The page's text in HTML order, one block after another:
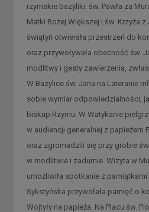
rzymskie bazyliki: św. Pawła za
Matki Bożej Większej i św. Krzyża
świątyń otwierała przestrzeń do
oraz przywoływała obecność św.
modlitwy i gesty zawierzenia,
W Bazylice św. Jana na Lateranie
sobie wymiar odpowiedzialności,
biskup Rzymu. W Watykanie
w audiencji generalnej z papieżem
oraz zgromadzili się przy grobie
w modlitwie i zadumie. Wizyta w
umożliwiła spotkanie z pamiątkami
Sykstyńska przywołała pamięć o
Wojtyły na papieża. Na Placu św.